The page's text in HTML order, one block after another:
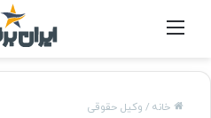
خانه / وکیل حقوقی